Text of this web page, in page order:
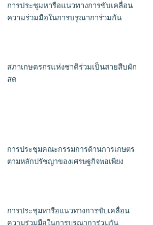
การประชุมหารือแนวทางการขับเคลื่อน
ความร่วมมือในการบรูณาการ่วมกัน
สภาเกษตรกรแห่งชาติร่วมเป็นสายสืบผัก
สด
การประชุมคณะกรรมการด้านการเกษตร
ตามหลักปรัชญาของเศรษฐกิจพอเพียง
การประชุมหารือแนวทางการขับเคลื่อน
ความร่วมมือในการบรูณาการ่วมกัน